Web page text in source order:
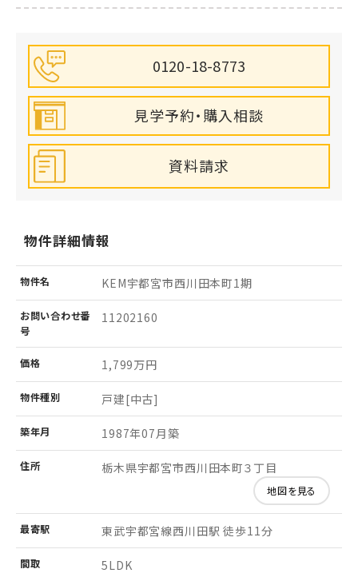
0120-18-8773
見学予約・購入相談
資料請求
物件詳細情報
物件名 KEM宇都宮市西川田本町1期
お問い合わせ番
号
11202160
価格 1,799万円
物件種別 戸建[中古]
築年月 1987年07月築
住所 栃木県宇都宮市西川田本町３丁目
地図を見る
最寄駅 東武宇都宮線西川田駅 徒歩11分
間取 5LDK